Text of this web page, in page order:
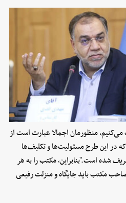
منظورمان اجمالا عبارت است از
در این طرح مسئولیت‌ها و تکلیف‌ها
شده است."بنابراین، مکتب را به هر
مکتب باید جایگاه و منزلت رفیعی